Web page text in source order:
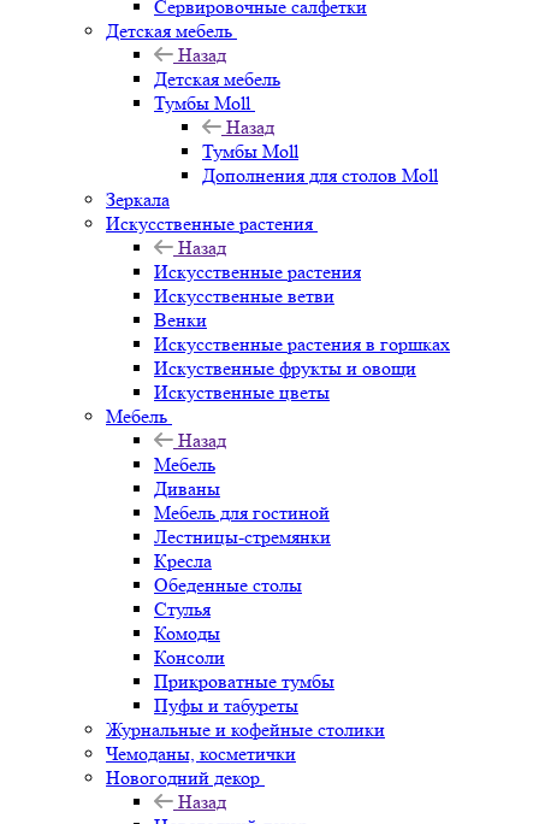
Сервировочные салфетки
Детская мебель
Назад
Детская мебель
Тумбы Moll
Назад
Тумбы Moll
Дополнения для столов Moll
Зеркала
Искусственные растения
Назад
Искусственные растения
Искусственные ветви
Венки
Искусственные растения в горшках
Искуственные фрукты и овощи
Искуственные цветы
Мебель
Назад
Мебель
Диваны
Мебель для гостиной
Лестницы-стремянки
Кресла
Обеденные столы
Стулья
Комоды
Консоли
Прикроватные тумбы
Пуфы и табуреты
Журнальные и кофейные столики
Чемоданы, косметички
Новогодний декор
Назад